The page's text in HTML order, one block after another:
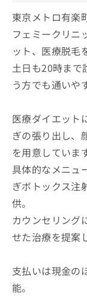
東京メトロ有楽
フェミークリニ
ット、医療脱毛
土日も20時まで
う方でも通いや
医療ダイエット
ぎの張り出し、
を用意していま
具体的なメニュ
ぎボトックス注
供。
カウンセリング
せた治療を提案
支払いは現金の
能。